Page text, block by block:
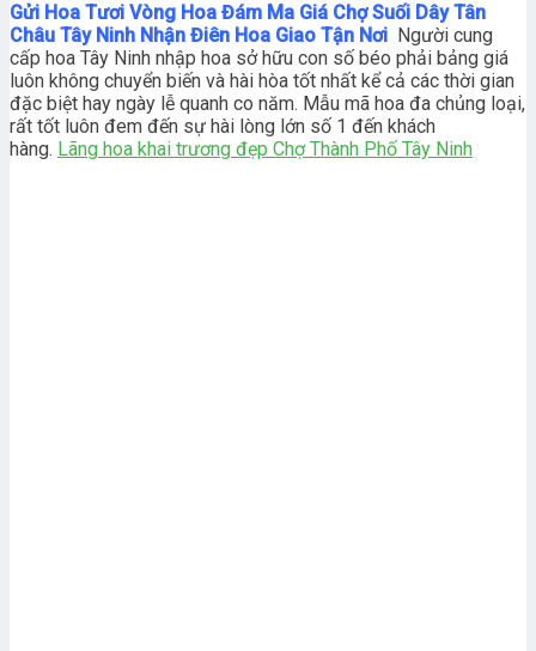
Gửi Hoa Tươi Vòng Hoa Đám Ma Giá Chợ Suối Dây Tân
Châu Tây Ninh Nhận Điên Hoa Giao Tận Nơi Người cung
cấp hoa Tây Ninh nhập hoa sở hữu con số béo phải bảng giá
luôn không chuyển biến và hài hòa tốt nhất kể cả các thời gian
đặc biệt hay ngày lễ quanh co năm. Mẫu mã hoa đa chủng loại,
rất tốt luôn đem đến sự hài lòng lớn số 1 đến khách
hàng. Lãng hoa khai trương đẹp Chợ Thành Phố Tây Ninh